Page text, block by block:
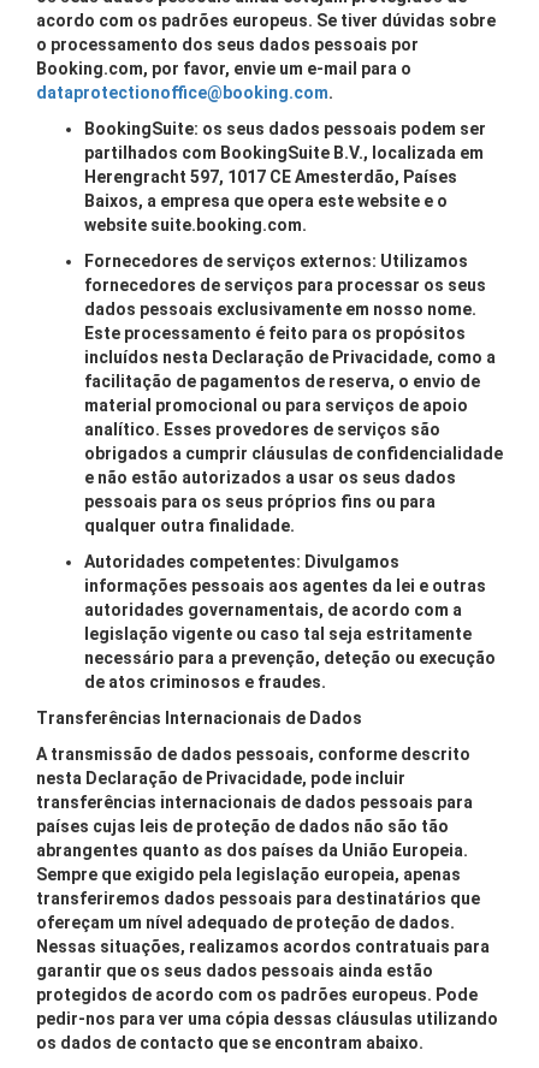
acordo com os padrões europeus. Se tiver dúvidas sobre
o processamento dos seus dados pessoais por
Booking.com, por favor, envie um e-mail para o
dataprotectionoffice@booking.com.
BookingSuite: os seus dados pessoais podem ser
partilhados com BookingSuite B.V., localizada em
Herengracht 597, 1017 CE Amesterdão, Países
Baixos, a empresa que opera este website e o
website suite.booking.com.
Fornecedores de serviços externos: Utilizamos
fornecedores de serviços para processar os seus
dados pessoais exclusivamente em nosso nome.
Este processamento é feito para os propósitos
incluídos nesta Declaração de Privacidade, como a
facilitação de pagamentos de reserva, o envio de
material promocional ou para serviços de apoio
analítico. Esses provedores de serviços são
obrigados a cumprir cláusulas de confidencialidade
e não estão autorizados a usar os seus dados
pessoais para os seus próprios fins ou para
qualquer outra finalidade.
Autoridades competentes: Divulgamos
informações pessoais aos agentes da lei e outras
autoridades governamentais, de acordo com a
legislação vigente ou caso tal seja estritamente
necessário para a prevenção, deteção ou execução
de atos criminosos e fraudes.
Transferências Internacionais de Dados
A transmissão de dados pessoais, conforme descrito
nesta Declaração de Privacidade, pode incluir
transferências internacionais de dados pessoais para
países cujas leis de proteção de dados não são tão
abrangentes quanto as dos países da União Europeia.
Sempre que exigido pela legislação europeia, apenas
transferiremos dados pessoais para destinatários que
ofereçam um nível adequado de proteção de dados.
Nessas situações, realizamos acordos contratuais para
garantir que os seus dados pessoais ainda estão
protegidos de acordo com os padrões europeus. Pode
pedir-nos para ver uma cópia dessas cláusulas utilizando
os dados de contacto que se encontram abaixo.